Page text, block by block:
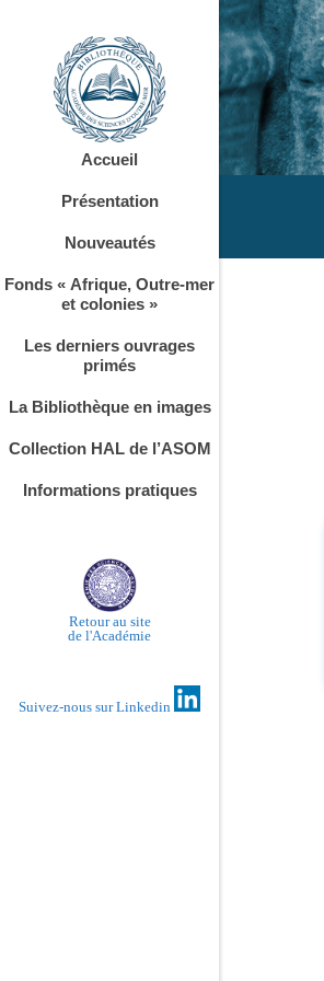
Accueil
Présentation
Nouveautés
Fonds « Afrique, Outre-mer
et colonies »
Les derniers ouvrages
primés
La Bibliothèque en images
Collection HAL de l’ASOM
Informations pratiques
Retour au site
de l'Académie
Suivez-nous sur Linkedin